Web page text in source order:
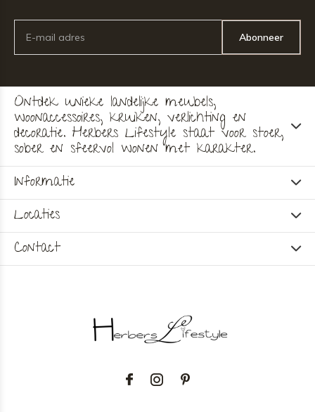
Abonneer
Ontdek unieke landelijke meubels,
woonaccessoires, kruiken, verlichting en
decoratie. Herbers Lifestyle staat voor stoer,
sober en sfeervol wonen met karakter.
Informatie
Locaties
Contact